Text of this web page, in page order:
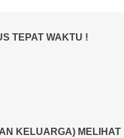
TEPAT WAKTU !
KELUARGA) MELIHAT